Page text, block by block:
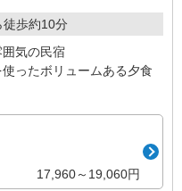
徒歩約10分
気の民宿
ったボリュームある夕食
17,960～19,060円